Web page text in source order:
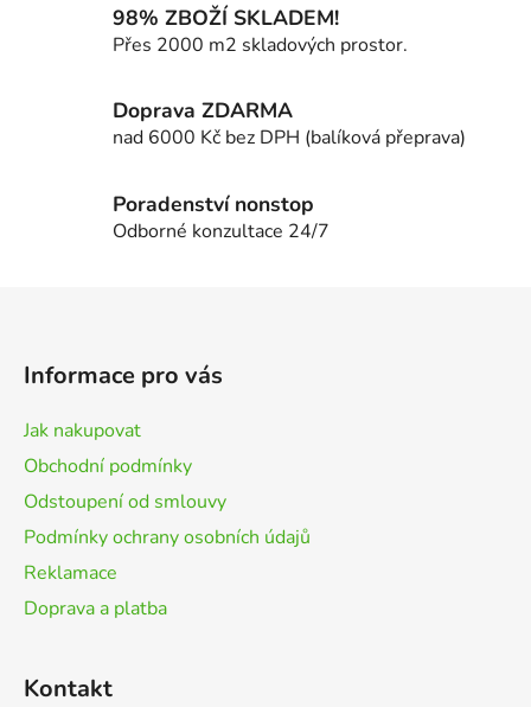
p
r
k
y
v
p
i
98% ZBOŽÍ SKLADEM!
Přes 2000 m2 skladových prostor.
Doprava ZDARMA
nad 6000 Kč bez DPH (balíková přeprava)
Poradenství nonstop
Odborné konzultace 24/7
Informace pro vás
Jak nakupovat
Obchodní podmínky
Odstoupení od smlouvy
Podmínky ochrany osobních údajů
Reklamace
Doprava a platba
Kontakt